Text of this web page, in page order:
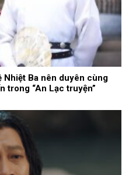
Nhiệt Ba nên duyên cùng
trong “An Lạc truyện”